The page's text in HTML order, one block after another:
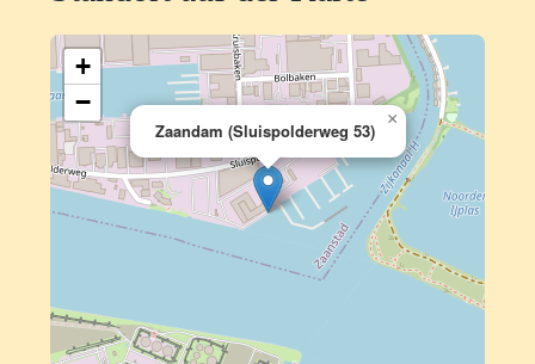
Zaandam (Sluispolderweg 53)
×
+
−